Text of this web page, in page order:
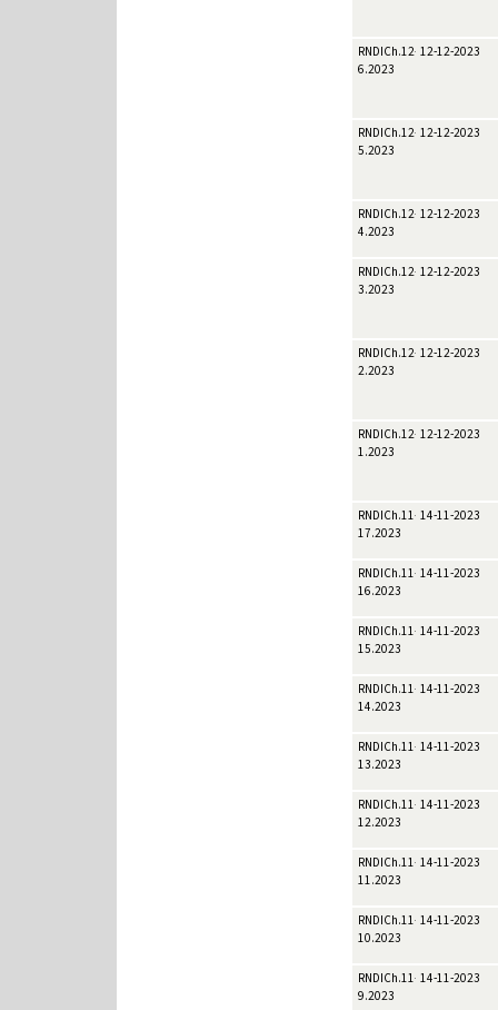
RNDICh.12-
6.2023
12-12-2023
RNDICh.12-
5.2023
12-12-2023
RNDICh.12-
4.2023
12-12-2023
RNDICh.12-
3.2023
12-12-2023
RNDICh.12-
2.2023
12-12-2023
RNDICh.12-
1.2023
12-12-2023
RNDICh.11-
17.2023
14-11-2023
RNDICh.11-
16.2023
14-11-2023
RNDICh.11-
15.2023
14-11-2023
RNDICh.11-
14.2023
14-11-2023
RNDICh.11-
13.2023
14-11-2023
RNDICh.11-
12.2023
14-11-2023
RNDICh.11-
11.2023
14-11-2023
RNDICh.11-
10.2023
14-11-2023
RNDICh.11-
9.2023
14-11-2023